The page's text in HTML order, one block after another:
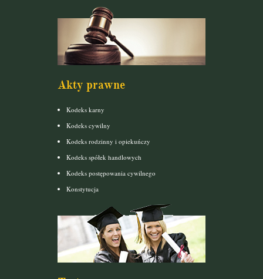
Akty prawne
Kodeks karny
Kodeks cywilny
Kodeks rodzinny i opiekuńczy
Kodeks spółek handlowych
Kodeks postępowania cywilnego
Konstytucja